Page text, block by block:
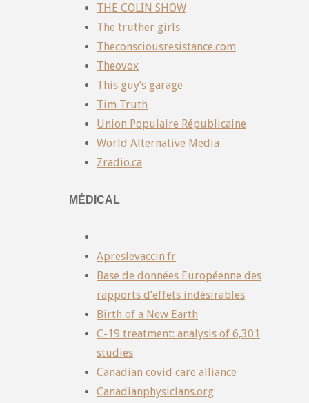
THE COLIN SHOW
The truther girls
Theconsciousresistance.com
Theovox
This guy’s garage
Tim Truth
Union Populaire Républicaine
World Alternative Media
Zradio.ca
MÉDICAL
Apreslevaccin.fr
Base de données Européenne des
rapports d’effets indésirables
Birth of a New Earth
C-19 treatment: analysis of 6,301
studies
Canadian covid care alliance
Canadianphysicians.org